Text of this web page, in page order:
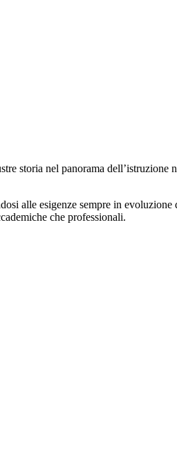
storia nel panorama
alle esigenze sempre in
che professionali.